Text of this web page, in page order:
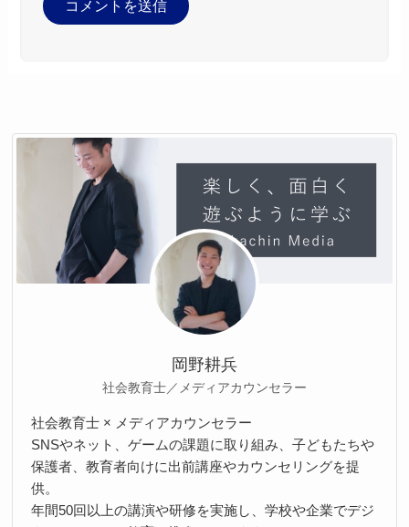
岡野耕兵
社会教育士／メディアカウンセラー
社会教育士 × メディアカウンセラー
SNSやネット、ゲームの課題に取り組み、子どもたちや
保護者、教育者向けに出前講座やカウンセリングを提
供。
年間50回以上の講演や研修を実施し、学校や企業でデジ